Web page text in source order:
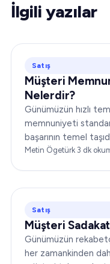
İlgili yazılar
Satış
Müşteri
Nelerdir?
Günümüzün hızlı
memnuniyeti
başarının temel
sunmakla ilgili
Metin Ögetürk·3 dk
Satış
Müşteri
Günümüzün
her zamankinden